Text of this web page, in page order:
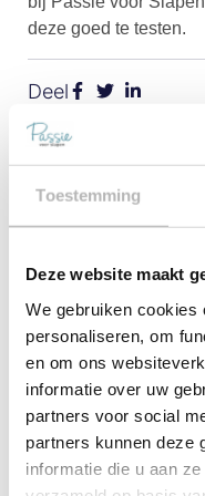
Toestemming
Deze website maakt
We gebruiken cookies
personaliseren, om
en om ons
informatie over uw
partners voor social
partners kunnen deze
informatie die u aan
deze goed te testen.
Deel